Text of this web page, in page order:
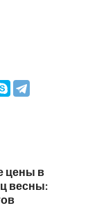
цены в
весны: